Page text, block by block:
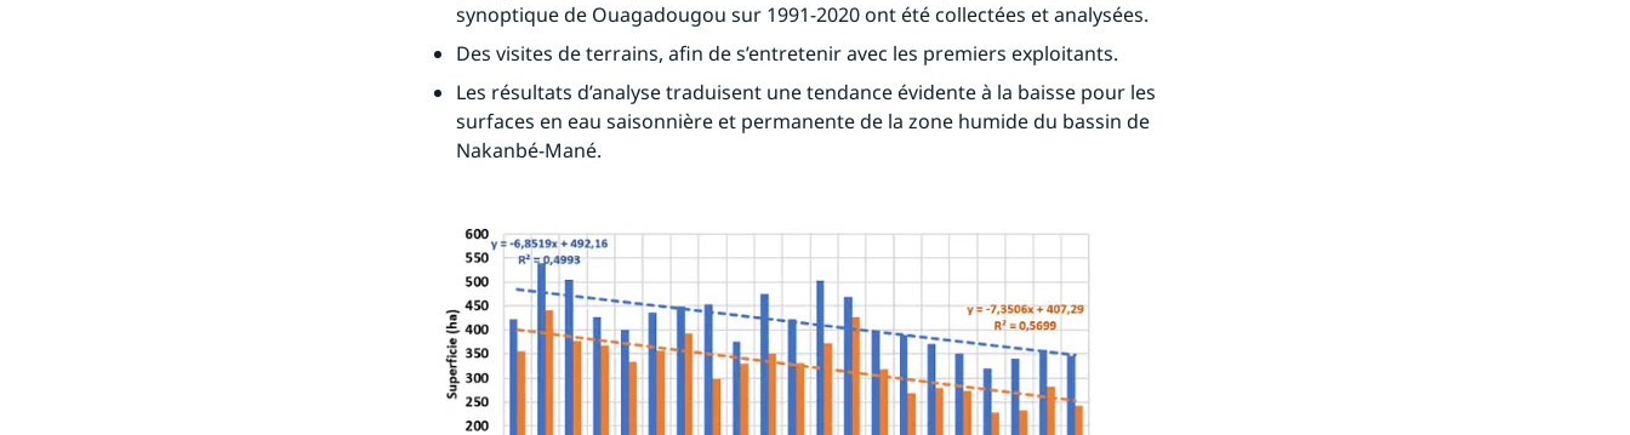
Scandinavian
synoptique de Ouagadougou sur 1991-2020 ont été collectées et analysées.
Des visites de terrains, afin de s’entretenir avec les premiers exploitants.
Les résultats d’analyse traduisent une tendance évidente à la baisse pour les
surfaces en eau saisonnière et permanente de la zone humide du bassin de
Nakanbé-Mané.